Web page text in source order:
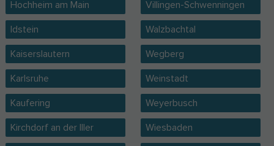
Hochheim am Main
Idstein
Kaiserslautern
Karlsruhe
Kaufering
Kirchdorf an der Iller
Villingen-Schwenningen
Walzbachtal
Wegberg
Weinstadt
Weyerbusch
Wiesbaden